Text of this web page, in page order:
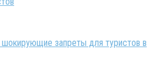
запреты для туристов в